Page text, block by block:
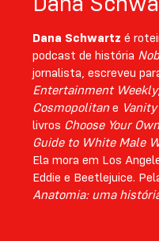
Dana Schwartz é
podcast de história
jornalista, escreveu
Entertainment Weekly,
Cosmopolitane
livros Choose Your
Guide to White Male
Ela mora em Los
Eddie e Beetlejuice.
Anatomia: uma